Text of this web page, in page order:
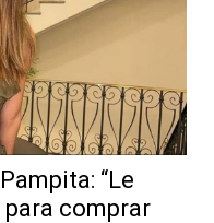
“Le
comprar